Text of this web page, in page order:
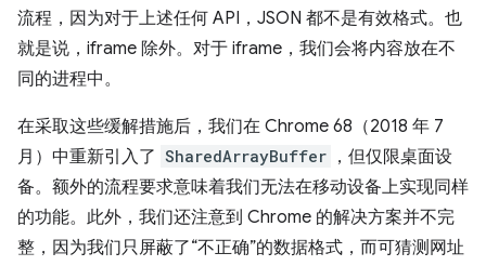
流程，因为对于上述任何 API，JSON 都不是有效格式。也
就是说，iframe 除外。对于 iframe，我们会将内容放在不
同的进程中。
在采取这些缓解措施后，我们在 Chrome 68（2018 年 7
月）中重新引入了 SharedArrayBuffer ，但仅限桌面设
备。额外的流程要求意味着我们无法在移动设备上实现同样
的功能。此外，我们还注意到 Chrome 的解决方案并不完
整，因为我们只屏蔽了“不正确”的数据格式，而可猜测网址